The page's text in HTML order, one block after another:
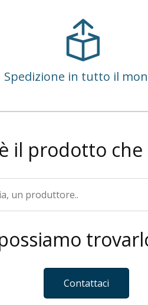
Spedizione in tutto il
il prodotto che
Contattaci